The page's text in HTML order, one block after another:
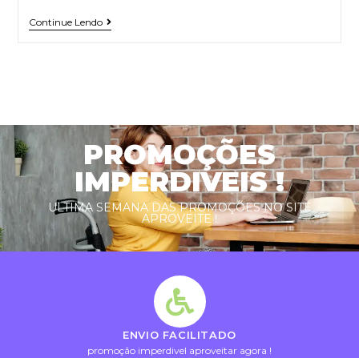
Continue Lendo
PROMOÇÕES
IMPERDIVEIS !
ULTIMA SEMANA DAS PROMOÇÕES NO SITE
APROVEITE !
ENVIO FACILITADO
promoção imperdivel aproveitar agora !